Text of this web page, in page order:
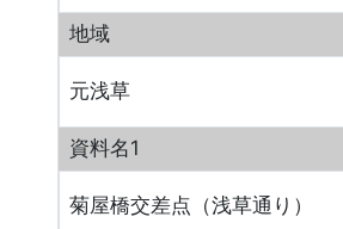
地域
元浅草
資料名1
菊屋橋交差点（浅草通り）